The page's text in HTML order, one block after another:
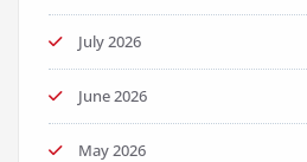
July 2026
June 2026
May 2026